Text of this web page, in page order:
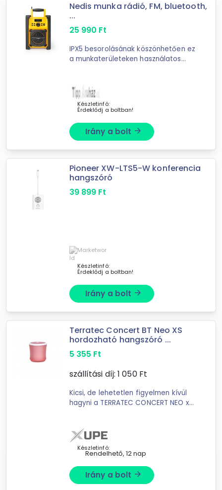
Nedis munka rádió, FM, bluetooth,
...
25 990 Ft
IPX5 besorolásának köszönhetően ez
a munkaterületeken használatos
szemben véd, hanem akár egész ...
Készletinfó:
Érdeklődj a boltban!
Irány a bolt arrow_forward
Pioneer XW-LTS5-W konferencia
hangszóró
39 899 Ft
Készletinfó:
Érdeklődj a boltban!
Irány a bolt arrow_forward
Terratec Concert BT Neo XS
hordozható hangszóró ...
5 355 Ft
szállítási díj: 1 050Ft
Kicsi, de lehetetlen figyelmen kívül
hagyni a TERRATEC CONCERT NEO x-
biztosítja a szórakozást útközben. A
...
Készletinfó:
Rendelhető, 12 nap
Irány a bolt arrow_forward